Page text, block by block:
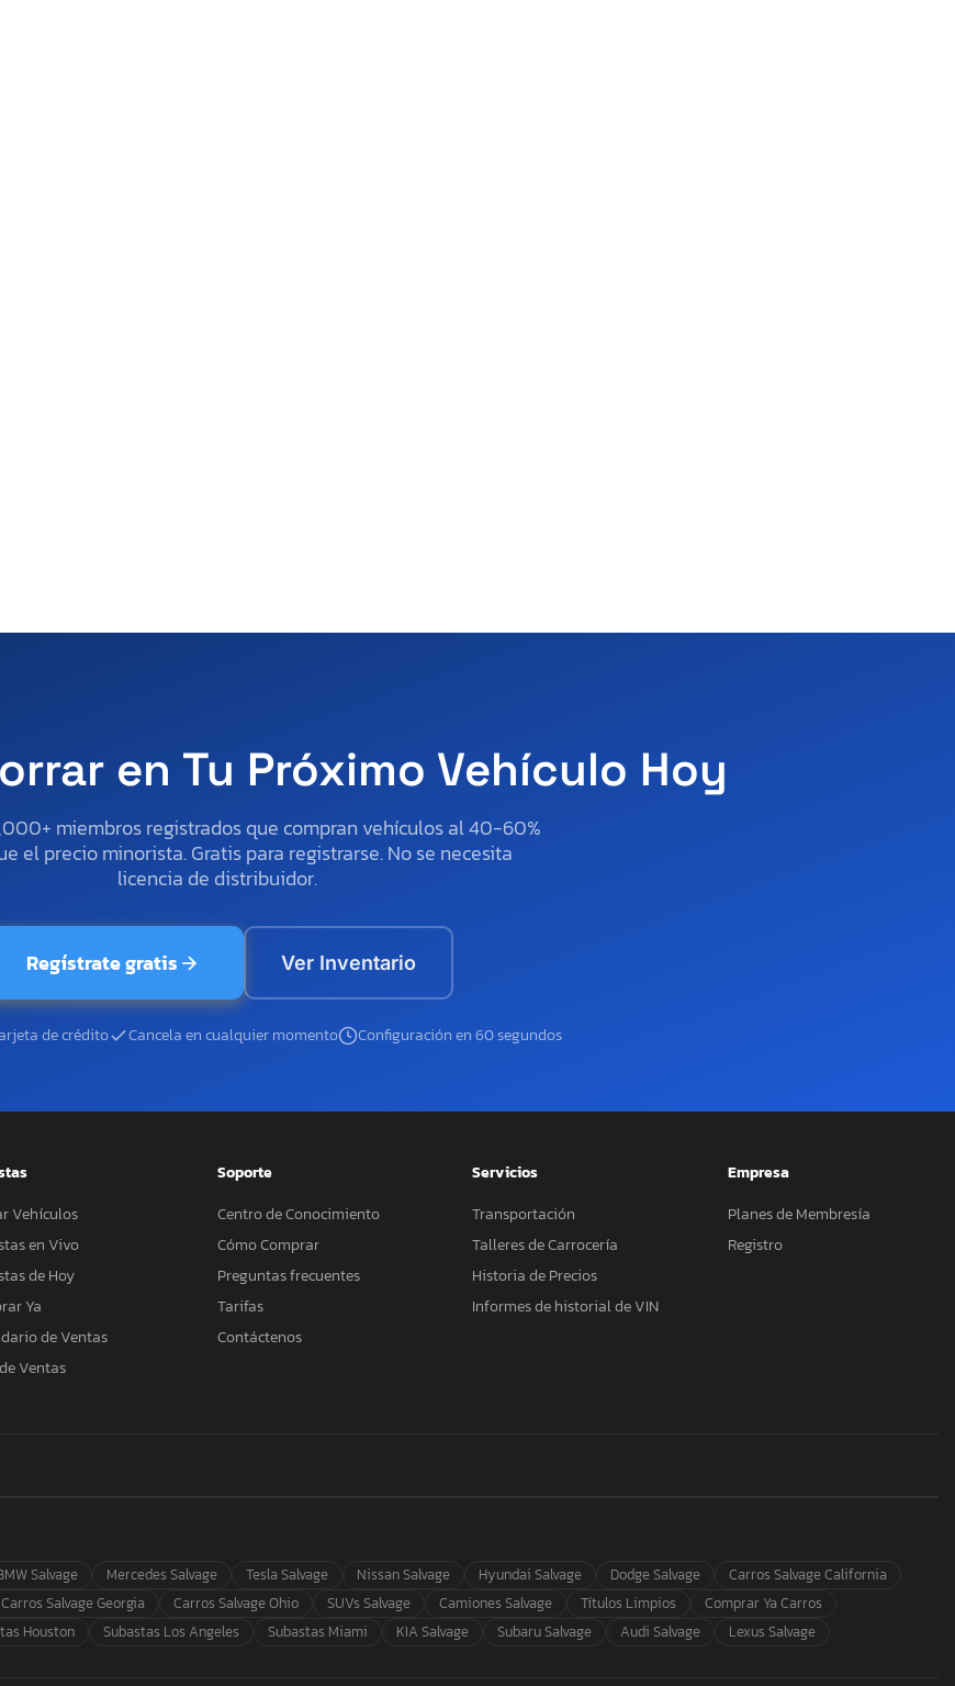
en Tu Próximo Vehículo Hoy
miembros registrados que compran vehículos al 40-60%
el precio minorista. Gratis para registrarse. No se necesita
licencia de distribuidor.
Regístrate gratis Ver Inventario
de crédito Cancela en cualquier momento Configuración en 60 segundos
Vehículos
en Vivo
de Hoy
Ya
de Ventas
Ventas
Soporte
Centro de Conocimiento
Cómo Comprar
Preguntas frecuentes
Tarifas
Contáctenos
Servicios
Transportación
Talleres de Carrocería
Historia de Precios
Informes de historial de VIN
Empresa
Planes de Membresía
Registro
Salvage Mercedes Salvage Tesla Salvage Nissan Salvage Hyundai Salvage Dodge Salvage
Carros Salvage California
Carros Salvage Georgia Carros Salvage Ohio SUVs Salvage Camiones Salvage Títulos Limpios
Comprar Ya Carros
Houston Subastas Los Angeles Subastas Miami KIA Salvage Subaru Salvage Audi Salvage Lexus Salvage